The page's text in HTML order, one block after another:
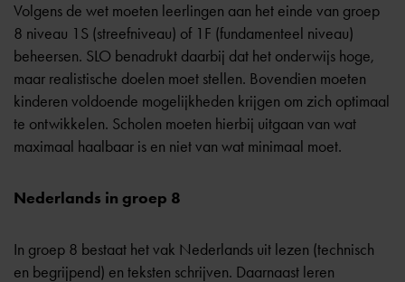
Volgens de wet moeten leerlingen aan het einde van groep
8 niveau 1S (streefniveau) of 1F (fundamenteel niveau)
beheersen. SLO benadrukt daarbij dat het onderwijs hoge,
maar realistische doelen moet stellen. Bovendien moeten
kinderen voldoende mogelijkheden krijgen om zich optimaal
te ontwikkelen. Scholen moeten hierbij uitgaan van wat
maximaal haalbaar is en niet van wat minimaal moet.
Nederlands in groep 8
In groep 8 bestaat het vak Nederlands uit lezen (technisch
en begrijpend) en teksten schrijven. Daarnaast leren